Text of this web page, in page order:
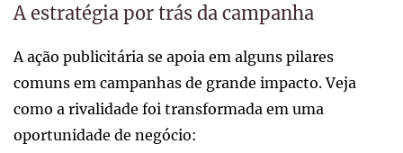
A estratégia por trás da campanha
A ação publicitária se apoia em alguns pilares
comuns em campanhas de grande impacto. Veja
como a rivalidade foi transformada em uma
oportunidade de negócio: